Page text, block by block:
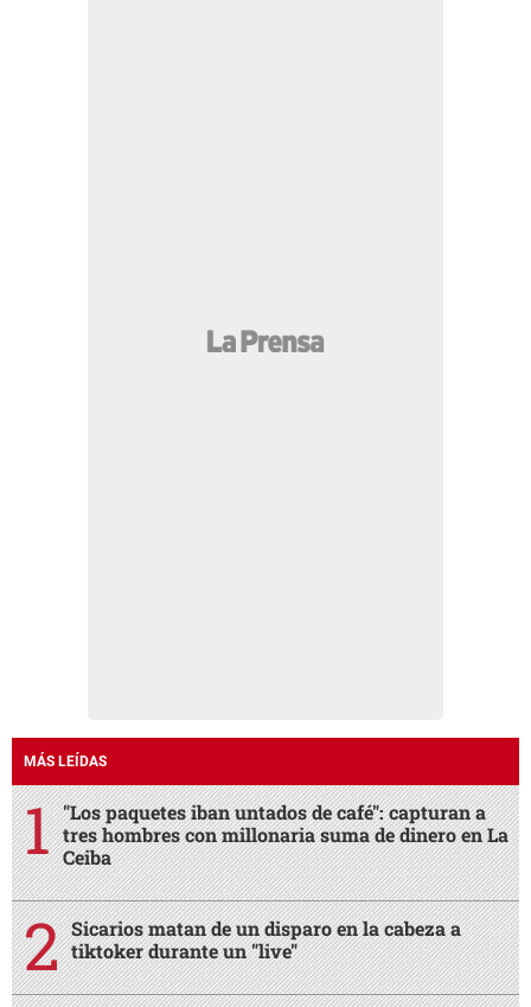
MÁS LEÍDAS
"Los paquetes iban untados de café": capturan a
tres hombres con millonaria suma de dinero en La
Ceiba
Sicarios matan de un disparo en la cabeza a
tiktoker durante un "live"